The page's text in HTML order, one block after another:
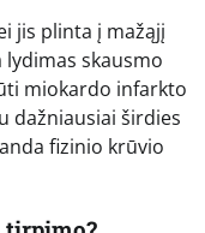
jis plinta į mažąjį
skausmo
miokardo infarkto
dažniausiai širdies
fizinio krūvio